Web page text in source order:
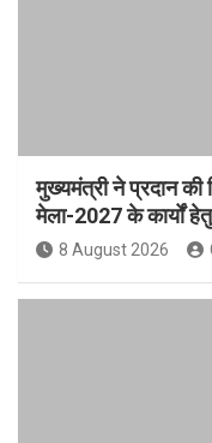
मुख्यमंत्री ने प्रदान
मेला-2027 के कार्यों
8 August 2026